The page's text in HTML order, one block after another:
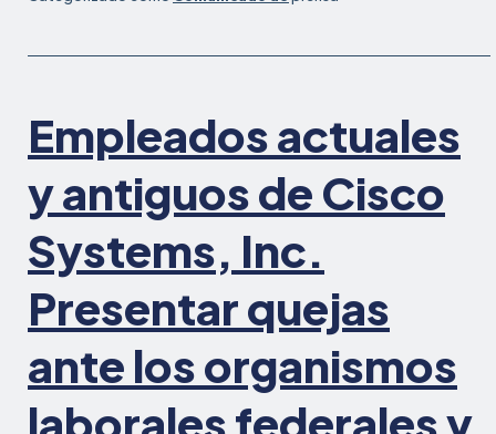
del
EDD
los
beneficios
de
desempleo
Empleados actuales
y antiguos de Cisco
Systems, Inc.
Presentar quejas
ante los organismos
laborales federales y